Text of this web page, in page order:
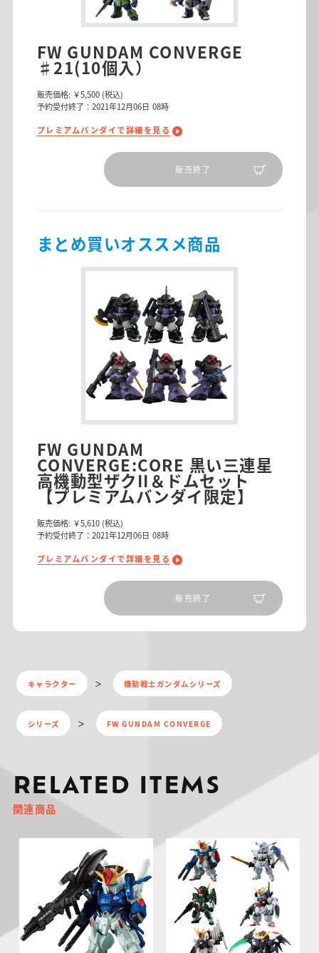
FW GUNDAM CONVERGE
♯21(10個入）
販売価格: ￥5,500 (税込)
予約受付終了：2021年12月06日 08時
プレミアムバンダイで詳細を見る
販売終了
まとめ買いオススメ商品
FW GUNDAM
CONVERGE:CORE 黒い三連星
高機動型ザクII＆ドムセット
【プレミアムバンダイ限定】
販売価格: ￥5,610 (税込)
予約受付終了：2021年12月06日 08時
プレミアムバンダイで詳細を見る
販売終了
キャラクター 機動戦士ガンダムシリーズ
シリーズ FW GUNDAM CONVERGE
RELATED ITEMS
関連商品